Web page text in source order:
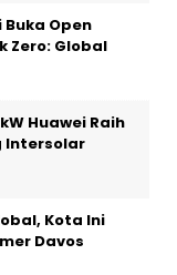
Open
Zero: Global
Huawei Raih
Intersolar
Kota Ini
Davos